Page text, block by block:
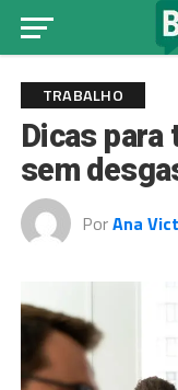
TRABALHO
Dicas para
sem
PorAna